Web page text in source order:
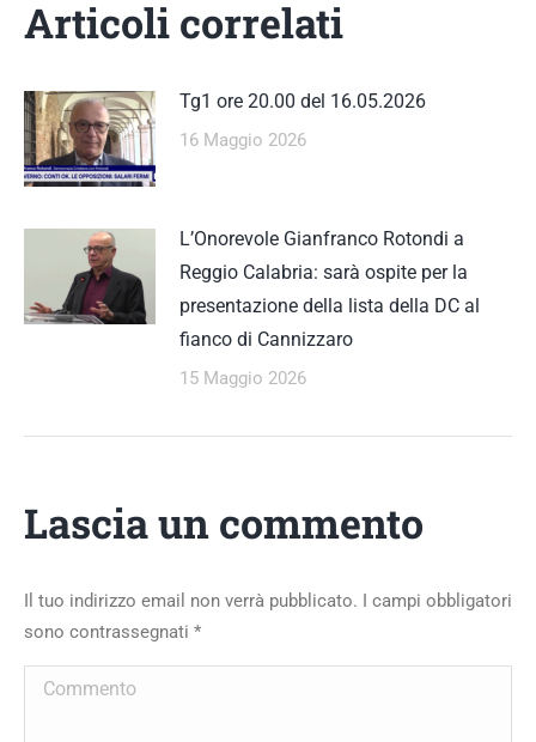
Articoli correlati
Tg1 ore 20.00 del 16.05.2026
16 Maggio 2026
L’Onorevole Gianfranco Rotondi a
Reggio Calabria: sarà ospite per la
presentazione della lista della DC al
fianco di Cannizzaro
15 Maggio 2026
Lascia un commento
Il tuo indirizzo email non verrà pubblicato. I campi obbligatori
sono contrassegnati *
Commento